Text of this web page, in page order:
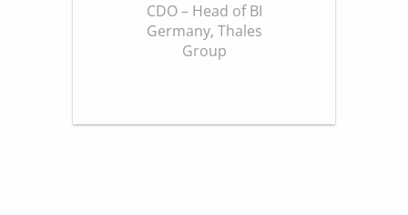
CDO – Head of BI
Germany, Thales
Group